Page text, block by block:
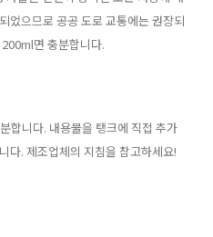
었으므로 공공 도로 교통에는 권장되
면 충분합니다.
합니다. 내용물을 탱크에 직접 추가
다. 제조업체의 지침을 참고하세요!